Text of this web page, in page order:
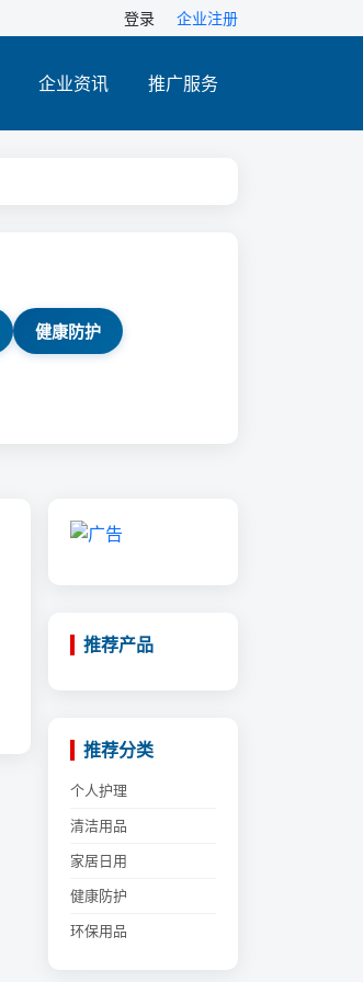
登录 企业注册
企业资讯 推广服务
健康防护
推荐产品
推荐分类
个人护理
清洁用品
家居日用
健康防护
环保用品